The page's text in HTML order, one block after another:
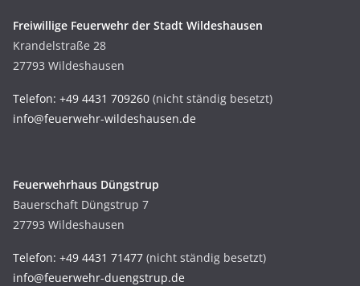
Freiwillige Feuerwehr der Stadt Wildeshausen
Krandelstraße 28
27793 Wildeshausen
Telefon: +49 4431 709260 (nicht ständig besetzt)
info@feuerwehr-wildeshausen.de
Feuerwehrhaus Düngstrup
Bauerschaft Düngstrup 7
27793 Wildeshausen
Telefon: +49 4431 71477 (nicht ständig besetzt)
info@feuerwehr-duengstrup.de